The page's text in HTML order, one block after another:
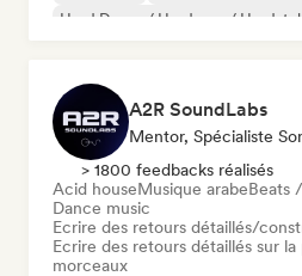
Hard Dance / Hardcore / Hardstyle
A2R SoundLabs
Mentor, Spécialiste
> 1800 feedbacks réalisés
Acid houseMusique arabeBeats
Dance music
Ecrire des retours détaillés/
Ecrire des retours détaillés sur
morceaux